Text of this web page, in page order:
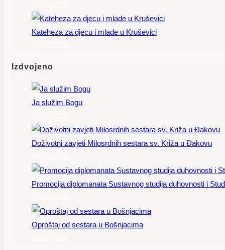
Kateheza za djecu i mlade u Kruševici
Izdvojeno
Ja služim Bogu
Doživotni zavjeti Milosrdnih sestara sv. Križa u Đakovu
Promocija diplomanata Sustavnog studija duhovnosti i
Oproštaj od sestara u Bošnjacima